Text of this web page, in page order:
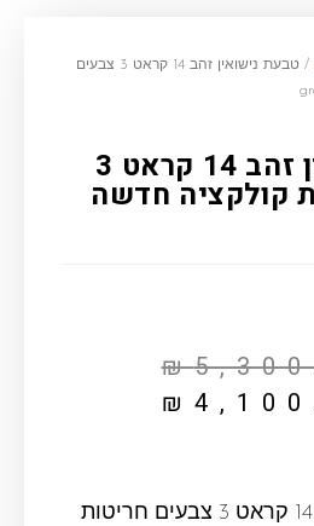
/ טבעת נישואין זהב 14 קראט 3 צבעים
טבעת נישואין זהב 14 קראט 3
קולקציה חדשה
₪
₪
טבעת נישואין זהב 14 קראט 3 צבעים חריטות